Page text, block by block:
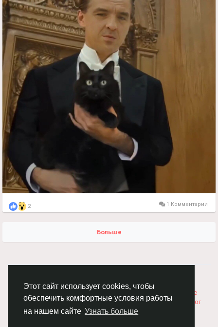
Этот сайт использует cookies, чтобы
обеспечить комфортные условия работы
на нашем сайте Узнать больше
2 1 Комментарии
Больше
Правила размещения и покупки товаров
Как добавить
Правила размещения статей
Соглашение
Политика Конфиденциальности
Свяжитесь с нами Каталог